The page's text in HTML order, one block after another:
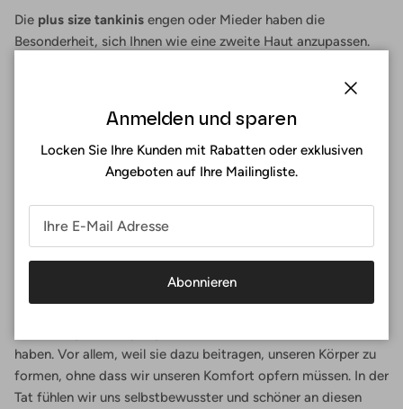
Die plus size tankinis engen oder Mieder haben die
Besonderheit, sich Ihnen wie eine zweite Haut anzupassen.
den Vorteil, dass diese Modelle Ihrem Körper kein Volumen
Da diese Art von Tankini den Bauch kaschieren soll, ist er
unten in Falten gelegt oder mit einer Schärpe versehen. Es
gibt sogar Modelle, die beides vereinen und so für eine
schlankere Figur sorgen und den Sanduhr-Effekt am Körper
erzeugen.
Schlussfolgerungen
haben. Vor allem, weil sie dazu beitragen, unseren Körper zu
formen, ohne dass wir unseren Komfort opfern müssen. In der
Tat fühlen wir uns selbstbewusster und schöner an diesen
Anmelden und sparen
Locken Sie Ihre Kunden mit Rabatten oder exklusiven
Angeboten auf Ihre Mailingliste.
Abonnieren